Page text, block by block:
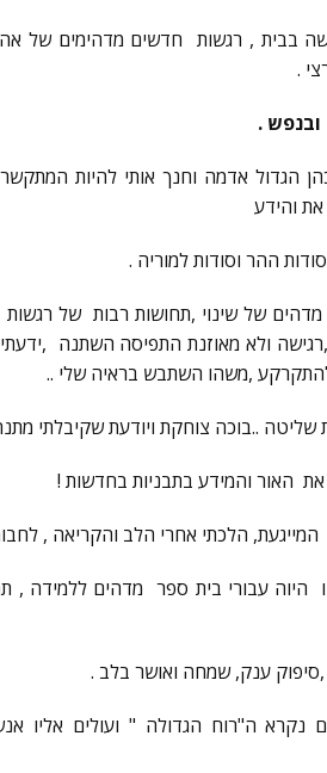
בבית , רגשות חדשים מדהימים של
.
ובנפש .
הגדול אדמה וחנך אותי להיות
והידע
ההר וסודות למוריה .
של שינוי ,תחושות רבות של רגשות
ולא מאוזנת התפיסה השתנה
,משהו השתבש בראיה שלי ..
..בוכה צוחקת ויודעת שקיבלתי
האור והמידע בתבניות בחדשות !
הלכתי אחרי הלב והקריאה ,
היוה עבורי בית ספר מדהים ללמידה ,
,סיפוק ענק, שמחה ואושר בלב .
בעולם נקרא ה"רוח הגדולה " ועולים